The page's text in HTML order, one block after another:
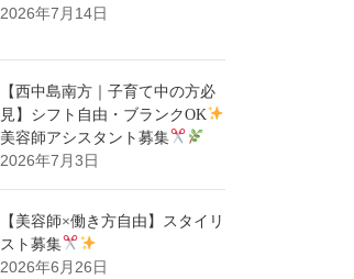
2026年7月14日
【西中島南方｜子育て中の方必
見】シフト自由・ブランクOK
美容師アシスタント募集
2026年7月3日
【美容師×働き方自由】スタイリ
スト募集
2026年6月26日